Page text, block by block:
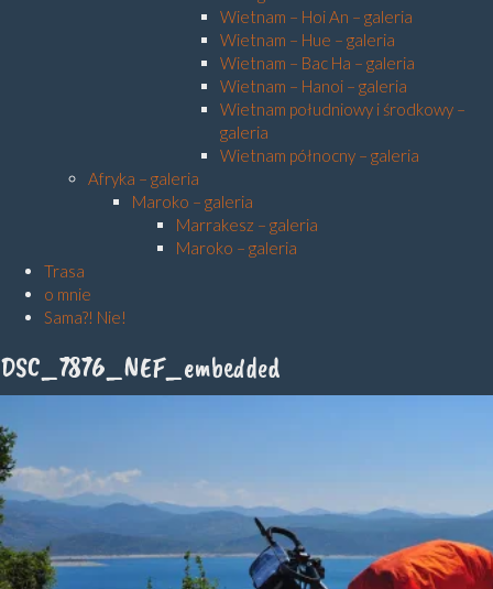
Wietnam – Hoi An – galeria
Wietnam – Hue – galeria
Wietnam – Bac Ha – galeria
Wietnam – Hanoi – galeria
Wietnam południowy i środkowy –
galeria
Wietnam północny – galeria
Afryka – galeria
Maroko – galeria
Marrakesz – galeria
Maroko – galeria
Trasa
o mnie
Sama?! Nie!
DSC_7876_NEF_embedded